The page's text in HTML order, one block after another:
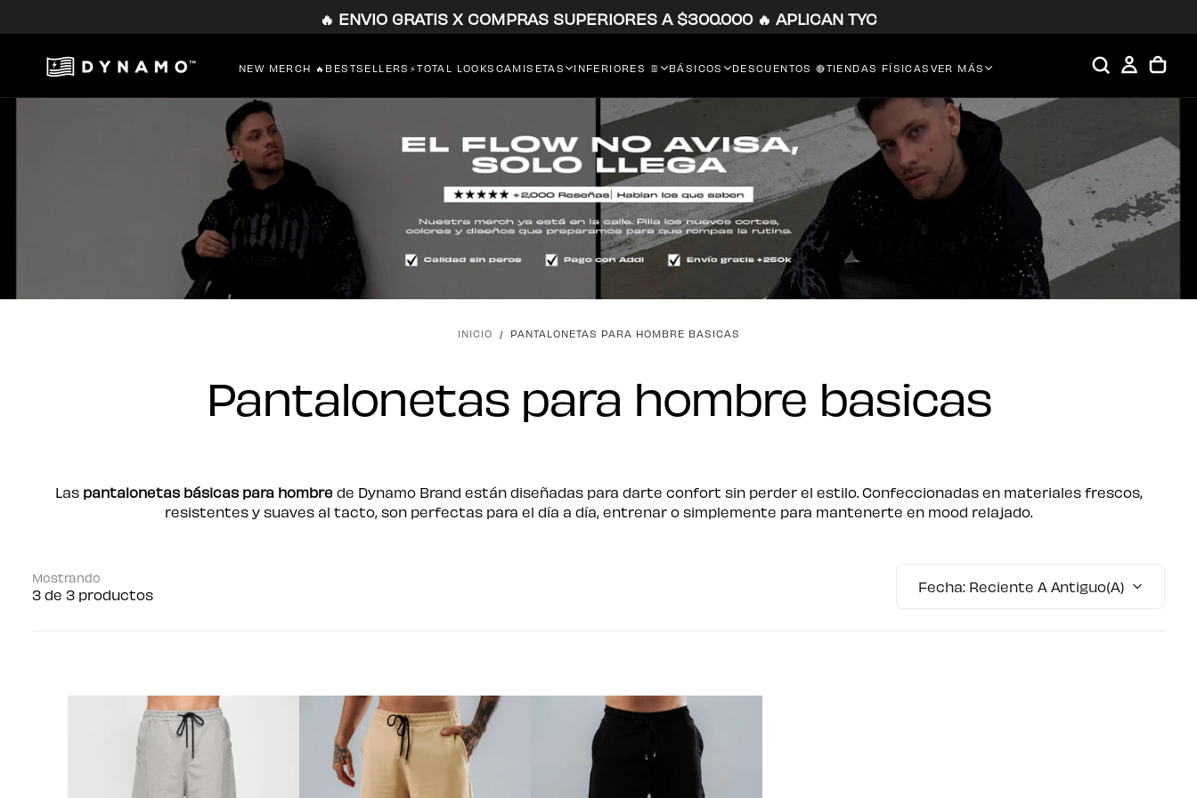
🔥 ENVIO GRATIS X COMPRAS SUPERIORES A $300.000 🔥 APLICAN TYC
CONTENIDO
NEW MERCH 🔥BESTSELLERS⚡TOTAL LOOKSCAMISETAS INFERIORES 👖 BÁSICOS DESCUENTOS 🔴TIENDAS FÍSICASVER MÁS
INICIO / PANTALONETAS PARA HOMBRE BASICAS
Pantalonetas para hombre basicas
Las pantalonetas básicas para hombre de Dynamo Brand están diseñadas para darte confort sin perder el estilo. Confeccionadas en materiales frescos,
resistentes y suaves al tacto, son perfectas para el día a día, entrenar o simplemente para mantenerte en mood relajado.
Fecha: Reciente A Antiguo(a)
Mostrando
3 de 3 productos